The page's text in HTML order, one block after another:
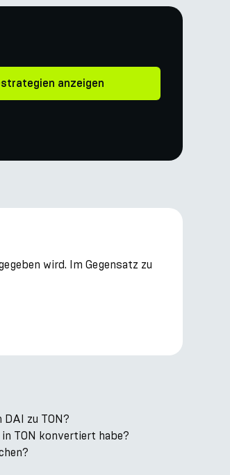
anzeigen
wird. Im Gegensatz zu
zu TON?
TON konvertiert habe?